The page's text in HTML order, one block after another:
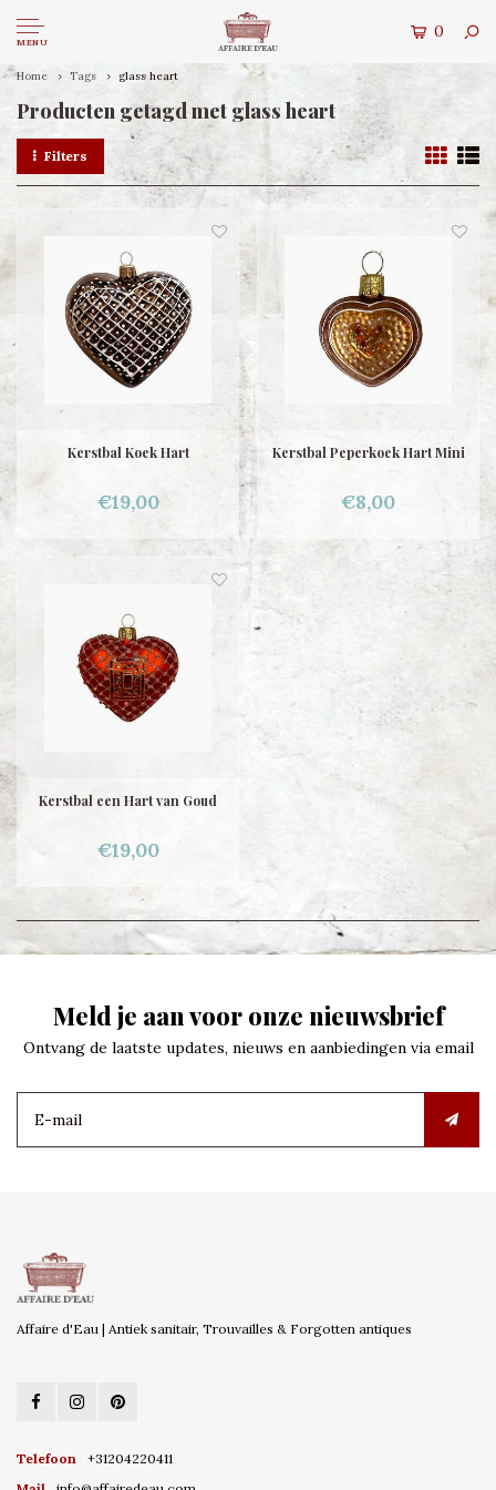
MENU
0
Home Tags glass heart
Producten getagd met glass heart
Filters
Kerstbal Koek Hart
€19,00
Kerstbal Peperkoek Hart Mini
€8,00
Kerstbal een Hart van Goud
€19,00
Meld je aan voor onze nieuwsbrief
Ontvang de laatste updates, nieuws en aanbiedingen via email
Affaire d'Eau | Antiek sanitair, Trouvailles & Forgotten antiques
Telefoon
+31204220411